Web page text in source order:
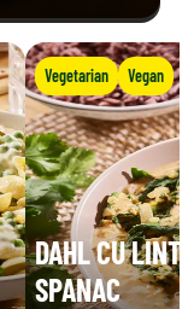
Vegetarian Vegan
DAHL CU
SPANAC